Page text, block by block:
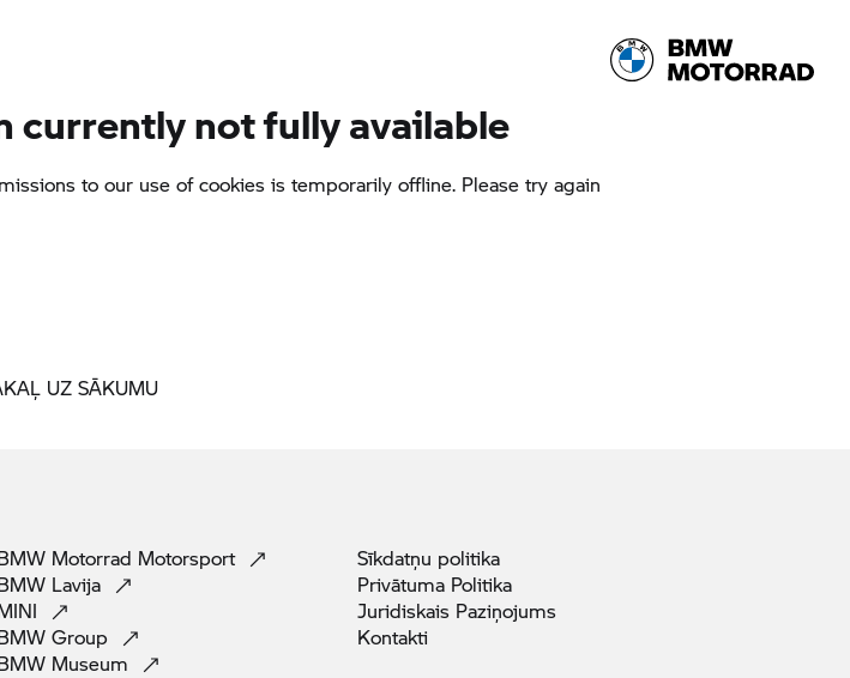
UZ SĀKUMU
Motorrad Motorsport
Lavija
Group
Museum
Sīkdatņu politika
Privātuma Politika
Juridiskais Paziņojums
Kontakti